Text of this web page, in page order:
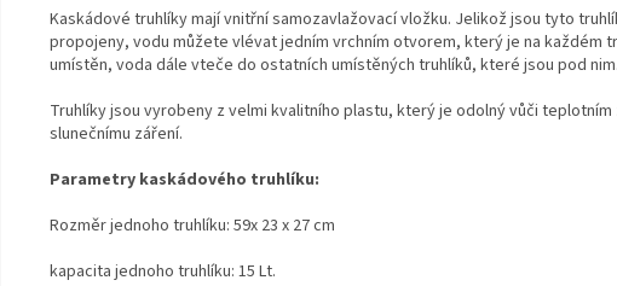
Kaskádové truhlíky mají vnitřní samozavlažovací vložku. Jelikož jsou tyto
propojeny, vodu můžete vlévat jedním vrchním otvorem, který je na každém
umístěn, voda dále vteče do ostatních umístěných truhlíků, které jsou pod nim.
Truhlíky jsou vyrobeny z velmi kvalitního plastu, který je odolný vůči teplotním
slunečnímu záření.
Parametry kaskádového truhlíku:
Rozměr jednoho truhlíku: 59x 23 x 27 cm
kapacita jednoho truhlíku: 15 Lt.